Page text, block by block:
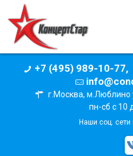
+7 (495) 989-10-77,
г.Москва, м.Люблино
пн-сб с 10
Наши соц.